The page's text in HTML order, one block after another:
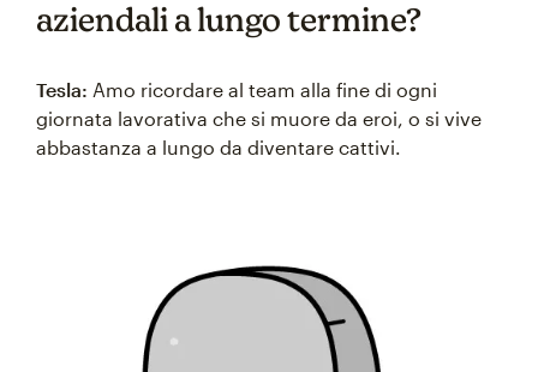
aziendali a lungo termine?
Tesla: Amo ricordare al team alla fine di ogni
giornata lavorativa che si muore da eroi, o si vive
abbastanza a lungo da diventare cattivi.